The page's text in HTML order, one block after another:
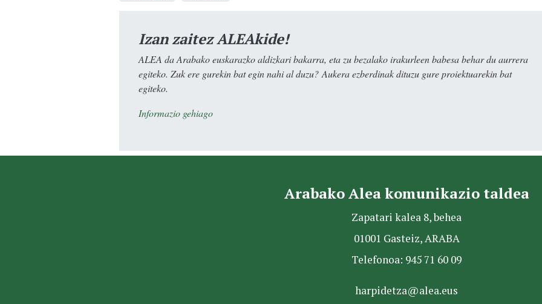
Izan zaitez ALEAkide!
ALEA da Arabako euskarazko aldizkari bakarra, eta zu bezalako irakurleen babesa behar du aurrera
egiteko. Zuk ere gurekin bat egin nahi al duzu? Aukera ezberdinak dituzu gure proiektuarekin bat
egiteko.
Informazio gehiago
Arabako Alea komunikazio taldea
Zapatari kalea 8, behea
01001 Gasteiz, ARABA
Telefonoa: 945 71 60 09
harpidetza@alea.eus